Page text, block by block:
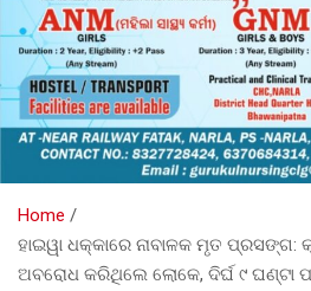
Home
ହାଇୱା ଧକ୍କାରେ ନାବାଳକ ମୃତ ପ୍ରସଙ୍ଗ:
ଅବରୋଧ କରିଥିଲେ ଲୋକେ, ଦିର୍ଘ ୯ ଘଣ୍ଟା